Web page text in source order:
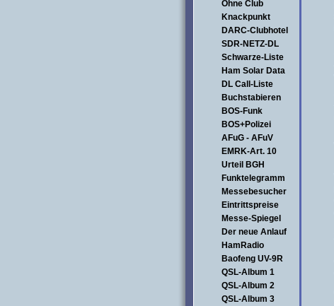
Ohne Club
Knackpunkt
DARC-Clubhotel
SDR-NETZ-DL
Schwarze-Liste
Ham Solar Data
DL Call-Liste
Buchstabieren
BOS-Funk
BOS+Polizei
AFuG - AFuV
EMRK-Art. 10
Urteil BGH
Funktelegramm
Messebesucher
Eintrittspreise
Messe-Spiegel
Der neue Anlauf
HamRadio
Baofeng UV-9R
QSL-Album 1
QSL-Album 2
QSL-Album 3